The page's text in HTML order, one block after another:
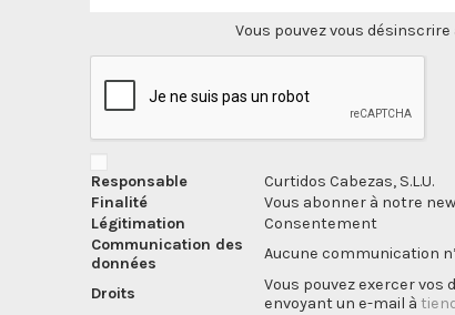
Vous pouvez vous
Responsable
Curtidos Cabezas, S.L.U.
Finalité
Vous abonner à notre
Légitimation
Consentement
Communication des
données
Aucune communication
Droits
Vous pouvez exercer
envoyant un e-mail à